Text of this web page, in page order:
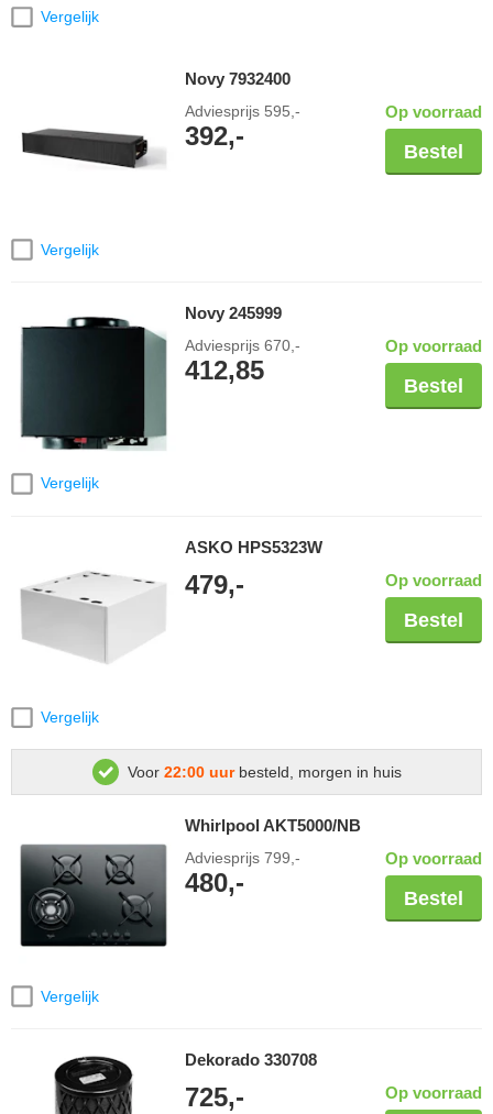
Vergelijk
Vergelijk
Novy 7932400
Adviesprijs 595,-
392,-
Op voorraad
Bestel
Vergelijk
Novy 245999
Adviesprijs 670,-
412,85
Op voorraad
Bestel
Vergelijk
ASKO HPS5323W
479,- Op voorraad
Bestel
Voor 22:00 uurbesteld, morgen in huis
Vergelijk
Whirlpool AKT5000/NB
Adviesprijs 799,-
480,-
Op voorraad
Bestel
Dekorado 330708
725,- Op voorraad